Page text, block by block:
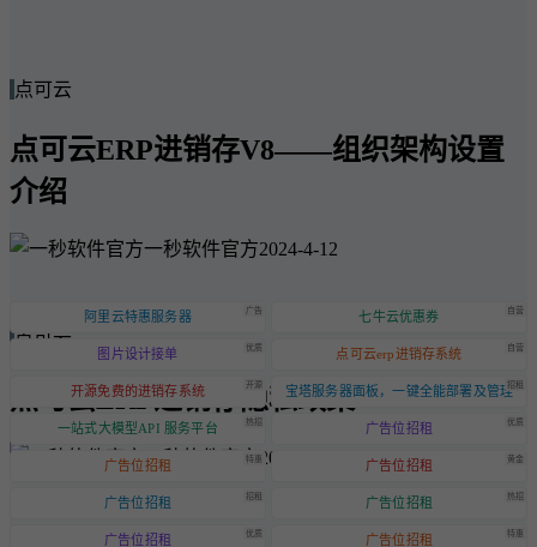
点可云
点可云ERP进销存V8——组织架构设置
介绍
一秒软件官方2024-4-12
点可云
点可云ERP进销存隐私政策
一秒软件官方2024-6-20
阿里云特惠服务器 广告 七牛云优惠券 自营
图片设计接单 优质 点可云erp进销存系统 自营
开源免费的进销存系统 开源 宝塔服务器面板，一键全能部署及管理招租
一站式大模型API 服务平台 热招 广告位招租 优质
广告位招租 特惠 广告位招租 黄金
广告位招租 招租 广告位招租 热招
广告位招租 优质 广告位招租 特惠